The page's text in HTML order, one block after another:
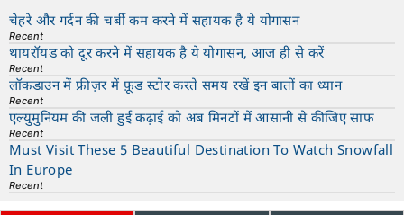
चेहरे और गर्दन की चर्बी कम करने में सहायक है ये योगासन
Recent
थायरॉयड को दूर करने में सहायक है ये योगासन, आज ही से करें
Recent
लॉकडाउन में फ्रीज़र में फ़ूड स्टोर करते समय रखें इन बातों का ध्यान
Recent
एल्युमुनियम की जली हुई कढ़ाई को अब मिनटों में आसानी से कीजिए साफ
Recent
Must Visit These 5 Beautiful Destination To Watch Snowfall
In Europe
Recent